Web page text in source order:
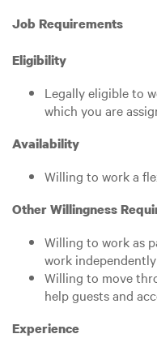
Job Requirements
Eligibility
Legally eligible to
which you are
Availability
Willing to work a
Other Willingness
Willing to work as
work independently
Willing to move
help guests and
Experience